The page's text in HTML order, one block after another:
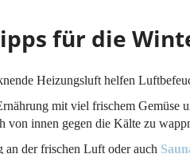
für die
Heizungsluft helfen
mit viel frischem Gemüse
von innen gegen die Kälte zu
an der frischen Luft oder auch